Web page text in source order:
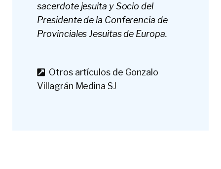
sacerdote jesuita y Socio del
Presidente de la Conferencia de
Provinciales Jesuitas de Europa.
Otros artículos de Gonzalo
Villagrán Medina SJ